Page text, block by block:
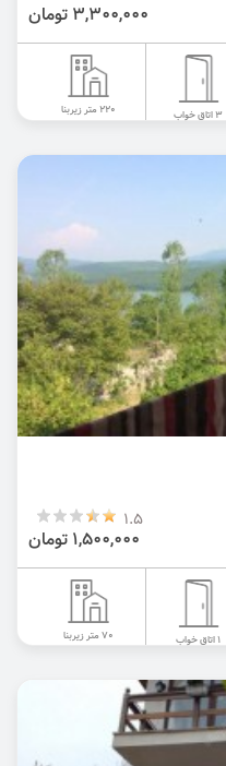
3,300,000 تومان
3 اتاق خواب 220 متر زیربنا
1.5
1,500,000 تومان
1 اتاق خواب 70 متر زیربنا